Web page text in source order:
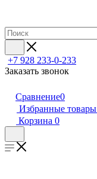
+7 928 233-0-233
Заказать звонок
Сравнение0
Избранные товары
Корзина 0